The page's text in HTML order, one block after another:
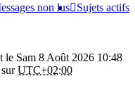
Sujets actifs
non lus
le Sam 8 Août 2026 10:48
UTC+02:00